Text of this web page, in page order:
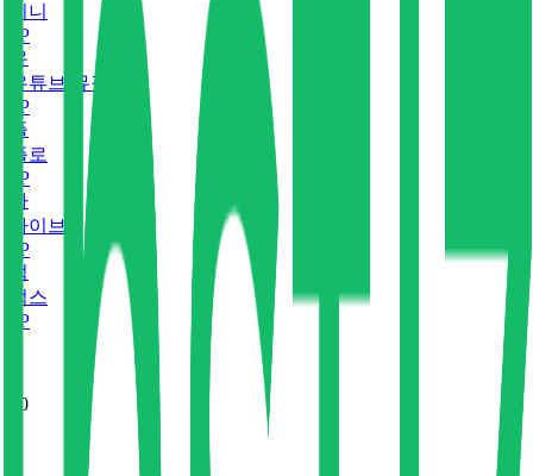
지니
P
유
유튜브 뮤직
P
플
플로
P
바
바이브
P
벅
벅스
P
0